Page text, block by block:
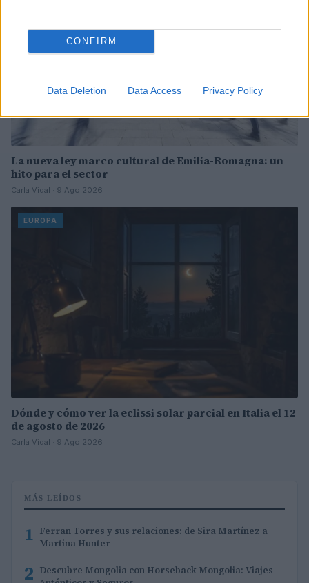
CONFIRM
Data Deletion Data Access Privacy Policy
La nueva ley marco cultural de Emilia-Romagna: un
hito para el sector
Carla Vidal · 9 Ago 2026
EUROPA
Dónde y cómo ver la eclissi solar parcial en Italia el 12
de agosto de 2026
Carla Vidal · 9 Ago 2026
MÁS LEÍDOS
1 Ferran Torres y sus relaciones: de Sira Martínez a
Martina Hunter
2 Descubre Mongolia con Horseback Mongolia: Viajes